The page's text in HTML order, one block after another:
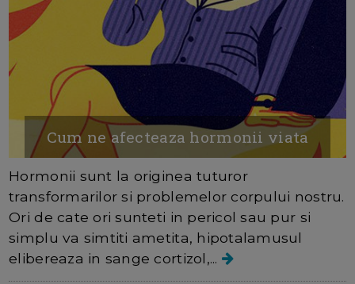
Cum ne afecteaza hormonii viata
Hormonii sunt la originea tuturor
transformarilor si problemelor corpului nostru.
Ori de cate ori sunteti in pericol sau pur si
simplu va simtiti ametita, hipotalamusul
elibereaza in sange cortizol,...